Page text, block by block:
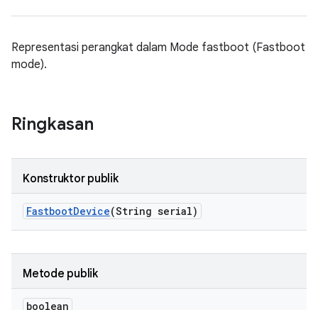
Representasi perangkat dalam Mode fastboot (Fastboot
mode).
Ringkasan
Konstruktor publik
FastbootDevice(String serial)
Metode publik
boolean